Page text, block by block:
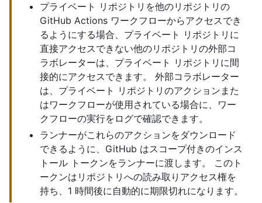
プライベート リポジトリを他のリポジトリの
GitHub Actions ワークフローからアクセスでき
るようにする場合、プライベート リポジトリに
直接アクセスできない他のリポジトリの外部コ
ラボレーターは、プライベート リポジトリに間
接的にアクセスできます。 外部コラボレーター
は、プライベート リポジトリのアクションまた
はワークフローが使用されている場合に、ワー
クフローの実行をログで確認できます。
ランナーがこれらのアクションをダウンロード
できるように、GitHub はスコープ付きのインス
トール トークンをランナーに渡します。 このト
ークンはリポジトリへの読み取りアクセス権を
持ち、1 時間後に自動的に期限切れになります。